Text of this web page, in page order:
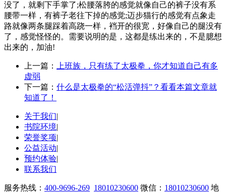
没了，就剩下手掌了;松腰落胯的感觉就像自己的裤子没有系
腰带一样，有裤子老往下掉的感觉;迈步猫行的感觉有点象走
路就像两条腿踩着高跷一样，裆开的很宽，好像自己的腿没有
了，感觉怪怪的。需要说明的是，这都是练出来的，不是臆想
出来的，加油!
上一篇：
上班族，只有练了太极拳，你才知道自己有多
虚弱
下一篇： 什么是太极拳的“松活弹抖”？看看本篇文章就
知道了！
关于我们|
书院环境|
荣誉奖项|
公益活动|
预约体验|
联系我们
服务热线： 400-9696-269 18010230600 微信： 18010230600 地